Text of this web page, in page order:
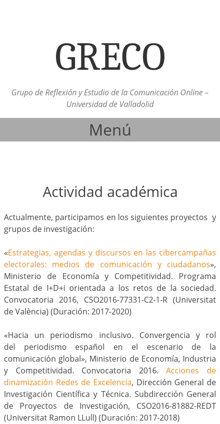
GRECO
Grupo de Reflexión y Estudio de la Comunicación Online –
Universidad de Valladolid
Menú
Actividad académica
Actualmente, participamos en los siguientes proyectos y
grupos de investigación:
«Estrategias, agendas y discursos en las cibercampañas
electorales: medios de comunicación y ciudadanos»,
Ministerio de Economía y Competitividad. Programa
Estatal de I+D+i orientada a los retos de la sociedad.
Convocatoria 2016, CSO2016-77331-C2-1-R (Universitat
de València) (Duración: 2017-2020)
«Hacia un periodismo inclusivo. Convergencia y rol
del periodismo español en el escenario de la
comunicación global», Ministerio de Economía, Industria
y Competitividad. Convocatoria 2016.Acciones de
dinamización Redes de Excelencia, Dirección General de
Investigación Científica y Técnica. Subdirección General
de Proyectos de Investigación, CSO2016-81882-REDT
(Universitat Ramon LLull) (Duración: 2017-2018)